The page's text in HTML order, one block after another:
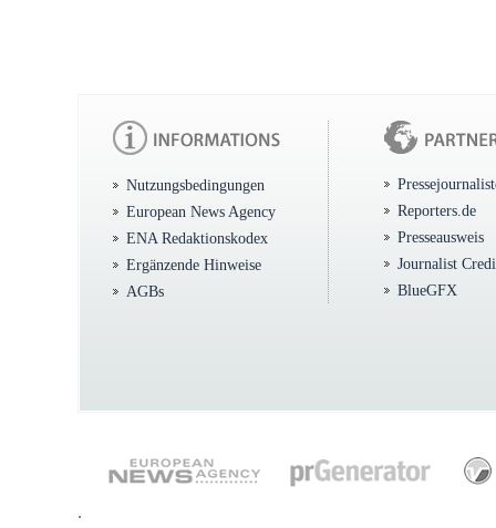
Nutzungsbedingungen
European News Agency
ENA Redaktionskodex
Ergänzende Hinweise
AGBs
Reporters.de
Presseausweis
Journalist
BlueGFX
.